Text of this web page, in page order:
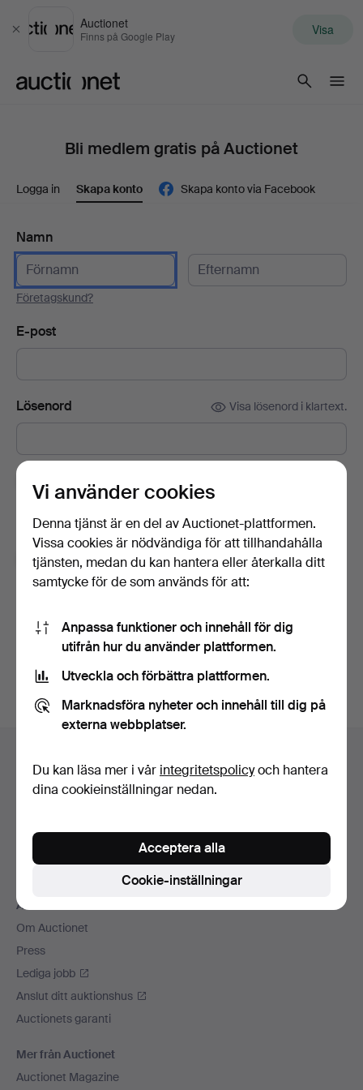
Stäng
Auctionet
Finns på Google Play Visa
Bli medlem gratis på Auctionet
Logga in Skapa konto Skapa konto via Facebook
Namn
Företagskund?
E-post
Lösenord Visa lösenord i klartext.
Prenumerera på Auctionets nyhetsbrev.
ångrar dig kan du enkelt avsluta prenumerationen.
Jag är över 18 år och jag godkänner
användarvillkoren,köpvillkorensamt bekräftar att jag
Skapa konto
Kontakta support
Sociala medier
Auctionet
Om Auctionet
Press
Lediga jobb
Anslut ditt auktionshus
Auctionets garanti
Mer från Auctionet
Auctionet Magazine
Vi använder cookies
Denna tjänst är en del av Auctionet-plattformen.
Vissa cookies är nödvändiga för att tillhandahålla
tjänsten, medan du kan hantera eller återkalla ditt
samtycke för de som används för att:
Anpassa funktioner och innehåll för dig
utifrån hur du använder plattformen.
Utveckla och förbättra plattformen.
Marknadsföra nyheter och innehåll till dig på
externa webbplatser.
Du kan läsa mer i vår integritetspolicyoch hantera
dina cookieinställningar nedan.
Cookie-inställningar
Acceptera alla